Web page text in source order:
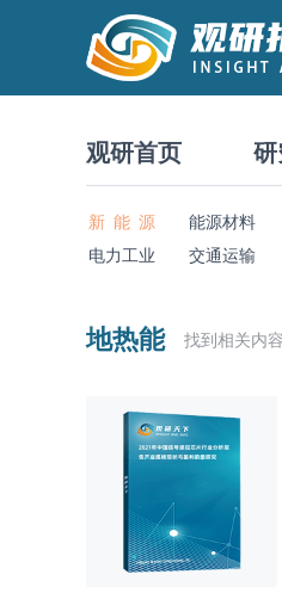
观研首页
新 能 源 能源材料
电力工业
交通运输
地热能 找到相关内容